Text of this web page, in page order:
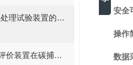
C8芳构化催化剂预处理试验装置的操作规范与优化方法
二氧化碳催化材料评价装置在碳捕集与利用中的应用说明
安全
操作
数据